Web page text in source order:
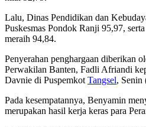
Lalu, Dinas Pendidikan dan
Puskesmas Pondok Ranji 95,97,
meraih 94,84.
Penyerahan penghargaan diberikan
Perwakilan Banten, Fadli Afriandi
Davnie di Puspemkot Tangsel, Senin
Pada kesempatannya, Benyamin
merupakan hasil kerja keras para